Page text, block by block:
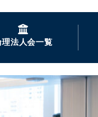
理法人会一覧